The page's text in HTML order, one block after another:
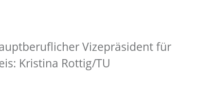
Vizepräsident für
Kristina Rottig/TU